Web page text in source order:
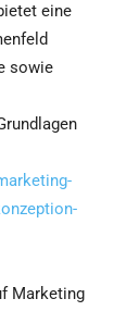
eine
sowie
Marketing